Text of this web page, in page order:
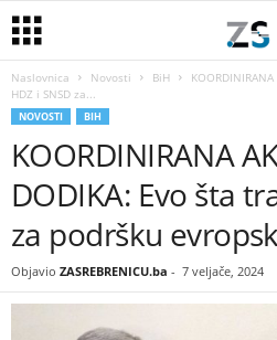
Naslovnica Novosti BiH
HDZ i SNSD za...
NOVOSTI BIH
KOORDINIRANA
DODIKA: Evo šta
za podršku
Objavio ZASREBRENICU.ba - 7 veljače, 2024